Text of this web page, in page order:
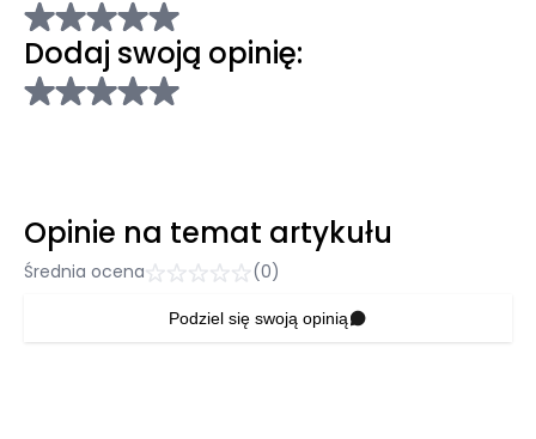
Dodaj swoją opinię:
Opinie na temat artykułu
Średnia ocena (0)
Podziel się swoją opinią